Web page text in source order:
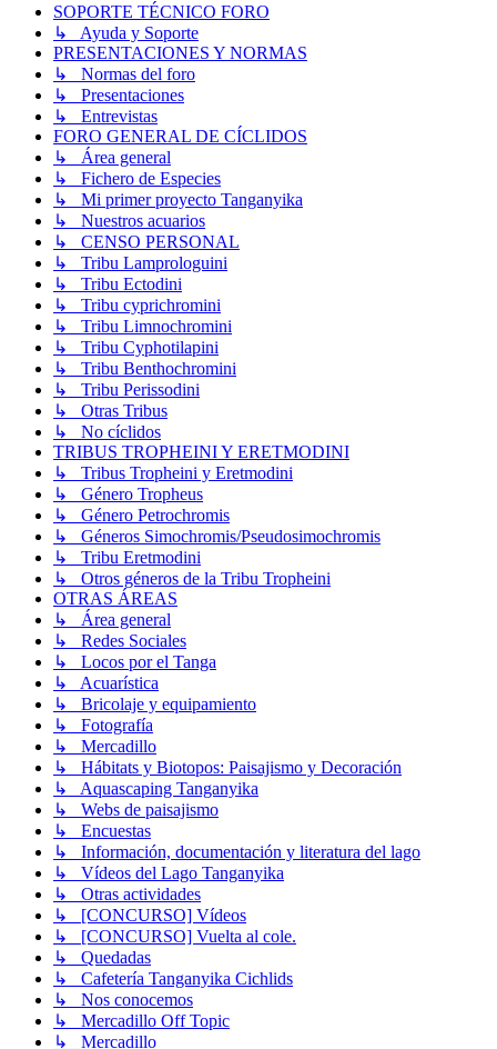
SOPORTE TÉCNICO FORO
↳ Ayuda y Soporte
PRESENTACIONES Y NORMAS
↳ Normas del foro
↳ Presentaciones
↳ Entrevistas
FORO GENERAL DE CÍCLIDOS
↳ Área general
↳ Fichero de Especies
↳ Mi primer proyecto Tanganyika
↳ Nuestros acuarios
↳ CENSO PERSONAL
↳ Tribu Lamprologuini
↳ Tribu Ectodini
↳ Tribu cyprichromini
↳ Tribu Limnochromini
↳ Tribu Cyphotilapini
↳ Tribu Benthochromini
↳ Tribu Perissodini
↳ Otras Tribus
↳ No cíclidos
TRIBUS TROPHEINI Y ERETMODINI
↳ Tribus Tropheini y Eretmodini
↳ Género Tropheus
↳ Género Petrochromis
↳ Géneros Simochromis/Pseudosimochromis
↳ Tribu Eretmodini
↳ Otros géneros de la Tribu Tropheini
OTRAS ÁREAS
↳ Área general
↳ Redes Sociales
↳ Locos por el Tanga
↳ Acuarística
↳ Bricolaje y equipamiento
↳ Fotografía
↳ Mercadillo
↳ Hábitats y Biotopos: Paisajismo y Decoración
↳ Aquascaping Tanganyika
↳ Webs de paisajismo
↳ Encuestas
↳ Información, documentación y literatura del lago
↳ Vídeos del Lago Tanganyika
↳ Otras actividades
↳ [CONCURSO] Vídeos
↳ [CONCURSO] Vuelta al cole.
↳ Quedadas
↳ Cafetería Tanganyika Cichlids
↳ Nos conocemos
↳ Mercadillo Off Topic
↳ Mercadillo